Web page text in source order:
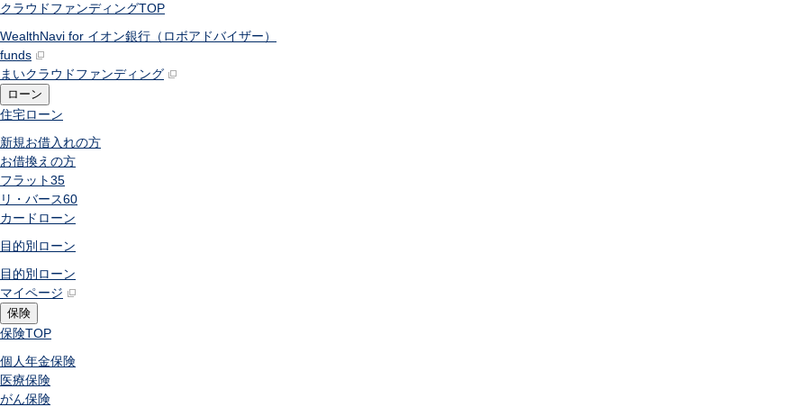
クラウドファンディングTOP
WealthNavi for イオン銀行（ロボアドバイザー）
funds
まいクラウドファンディング
ローン
住宅ローン
新規お借入れの方
お借換えの方
フラット35
リ・バース60
カードローン
目的別ローン
目的別ローン
マイページ
保険
保険TOP
個人年金保険
医療保険
がん保険